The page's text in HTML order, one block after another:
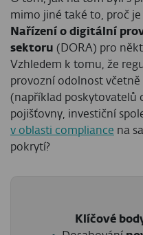
mimo jiné také to, proč
Nařízení o digitální
sektoru (DORA) pro
Vzhledem k tomu, že
provozní odolnost
(například poskytovatelů
pojišťovny, investiční
v oblasti compliance na
pokrytí?
Klíčové